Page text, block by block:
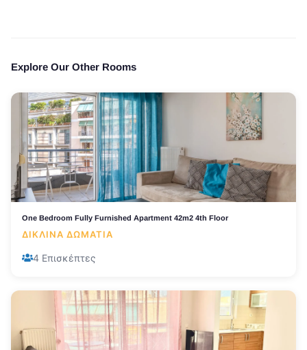
Explore Our Other Rooms
One Bedroom Fully Furnished Apartment 42m2 4th Floor
ΔΊΚΛΙΝΑ ΔΩΜΆΤΙΑ
4 Επισκέπτες